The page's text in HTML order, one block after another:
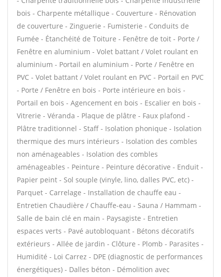
bois - Charpente métallique - Couverture - Rénovation
de couverture - Zinguerie - Fumisterie - Conduits de
Fumée - Étanchéité de Toiture - Fenêtre de toit - Porte /
Fenêtre en aluminium - Volet battant / Volet roulant en
aluminium - Portail en aluminium - Porte / Fenêtre en
PVC - Volet battant / Volet roulant en PVC - Portail en PVC
- Porte / Fenêtre en bois - Porte intérieure en bois -
Portail en bois - Agencement en bois - Escalier en bois -
Vitrerie - Véranda - Plaque de plâtre - Faux plafond -
Plâtre traditionnel - Staff - Isolation phonique - Isolation
thermique des murs intérieurs - Isolation des combles
non aménageables - Isolation des combles
aménageables - Peinture - Peinture décorative - Enduit -
Papier peint - Sol souple (vinyle, lino, dalles PVC, etc) -
Parquet - Carrelage - Installation de chauffe eau -
Entretien Chaudière / Chauffe-eau - Sauna / Hammam -
Salle de bain clé en main - Paysagiste - Entretien
espaces verts - Pavé autobloquant - Bétons décoratifs
extérieurs - Allée de jardin - Clôture - Plomb - Parasites -
Humidité - Loi Carrez - DPE (diagnostic de performances
énergétiques) - Dalles béton - Démolition avec